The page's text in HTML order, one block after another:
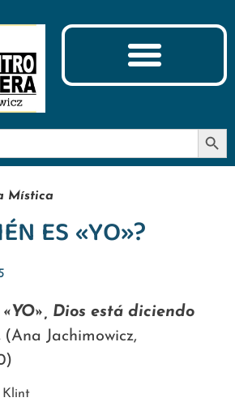
Botón
Mística
ES «YO»?
Dios está diciendo
(Ana Jachimowicz,
Klint